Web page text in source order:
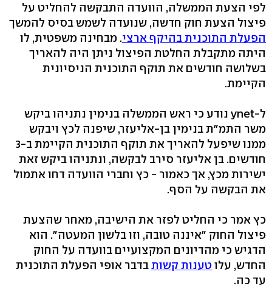
לפי הצעת הממשלה, הוועדה התבקשה להחליט על
פיצול הצעת חוק חדשה, שנועדה לשמש בסיס להמשך
הפעלת התוכנית בהיקף ארצי. מבחינה משפטית, לו
היתה מתקבלת החלטת הפיצול ניתן היה להאריך
בשלושה חודשים את תוקף התוכנית הניסיונית
הקיימת.
ל-ynet נודע כי ראש הממשלה בנימין נתניהו ביקש
משר התמ"ת בנימין בן-אליעזר, שיפנה לכץ ויבקש
ממנו שיפעל להאריך את תוקף התוכנית הקיימת ב-3
חודשים. בן אליעזר סירב לבקשה, ונתניהו ביקש זאת
ישירות מכץ, אך כאמור - כץ וחברי הוועדה דחו אתמול
את הבקשה על הסף.
כץ אמר כי החליט לפזר את הישיבה, מאחר שהצעת
פיצול החוק "איננה טובה, וזו בלשון המעטה". הוא
הדגיש כי מהדיונים המקצועיים בוועדה על החוק
החדש, עלוטענות קשותבדבר אופי הפעלת התוכנית
עד כה.